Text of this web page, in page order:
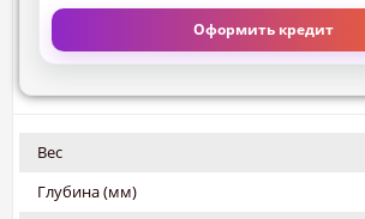
Оформить кредит
Вес
Глубина (мм)